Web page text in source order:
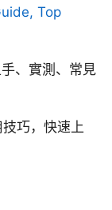
Top
、實測、常見
巧，快速上